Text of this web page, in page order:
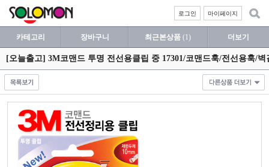
마이페이지
로그인
카테고리 장바구니 최근본상품 (1) 더보기
[오늘출고] 3M코맨드 투명 전선용클립 중 17301/코맨드훅/전선용훅/